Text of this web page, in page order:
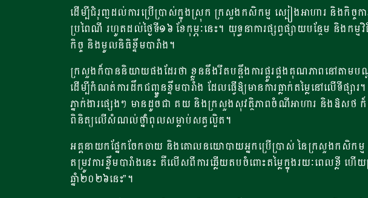
ដើម្បីជំរុញដល់ការប្រើប្រាស់ក្នុងស្រុក ក្រសួងកសិកម្ម ស្បៀងអាហារ និងកិច្ច
ប្រពៃណី រហូតដល់ថ្ងៃទី១៦ ខែកុម្ភៈនេះ។ យុទ្ធនាការផ្សព្វផ្សាយបន្ថែម និង
កិច្ច និងមូលនិធិខ្ទឹមបារាំង។
ក្រសួងក៏បាននិយាយផងដែរថា ខ្លួននឹងរឹតបន្តឹងការផ្គូរផ្គងគុណភាពនៅតាម
ដើម្បីកំណត់ការដឹកជញ្ជូនខ្ទឹមបារាំង ដែលធ្វើឱ្យមានការធ្លាក់តម្លៃនៅលើទីផ្
ភ្នាក់ងារផ្សេងៗ មានដូចជា គយ និងក្រសួងសុវត្ថិភាពចំណីអាហារ និងឱសថ ក៏
ពិនិត្យលើសំណល់ថ្នាំពុលសម្លាប់សត្វល្អិត។
អគ្គនាយកផ្នែកចែកចាយ និងគោលនយោបាយអ្នកប្រើប្រាស់ នៃក្រសួងកសិកម្ម
តម្រូវការខ្ទឹមបារាំងនេះ គឺលើសពីការឆ្លើយតបចំពោះតម្លៃក្នុងរយៈពេលខ្លី ហើ
ឆ្នាំ២០២៦នេះ”។